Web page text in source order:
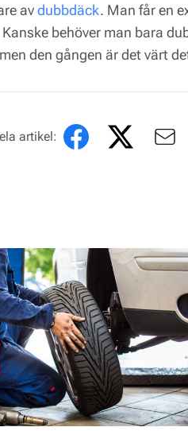
avdubbdäck. Man får en
behöver man bara
den gången är det värt
artikel: